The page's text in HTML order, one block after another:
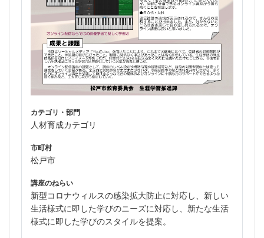
カテゴリ・部門
人材育成カテゴリ
市町村
松戸市
講座のねらい
新型コロナウィルスの感染拡大防止に対応し、新しい
生活様式に即した学びのニーズに対応し、新たな生活
様式に即した学びのスタイルを提案。